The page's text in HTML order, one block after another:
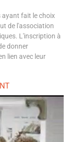
ayant fait le choix
de l'association
L'inscription à
donner
lien avec leur